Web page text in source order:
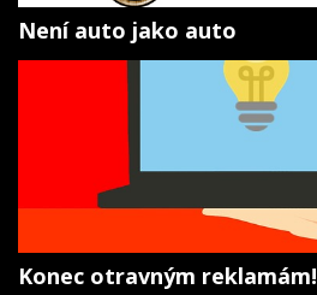
Není auto jako auto
Konec otravným reklamám!